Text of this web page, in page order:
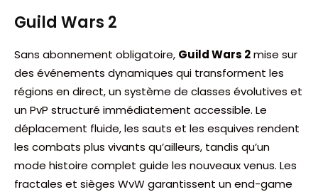
Guild Wars 2
Sans abonnement obligatoire, Guild Wars 2mise sur
des événements dynamiques qui transforment les
régions en direct, un système de classes évolutives et
un PvP structuré immédiatement accessible. Le
déplacement fluide, les sauts et les esquives rendent
les combats plus vivants qu’ailleurs, tandis qu’un
mode histoire complet guide les nouveaux venus. Les
fractales et sièges WvW garantissent un end-game